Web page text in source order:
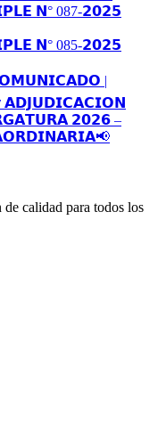
𝗡° 087-𝟮𝟬𝟮𝟱
𝗡° 085-𝟮𝟬𝟮𝟱
|
𝟮𝟬𝟮𝟲 –
calidad para todos los